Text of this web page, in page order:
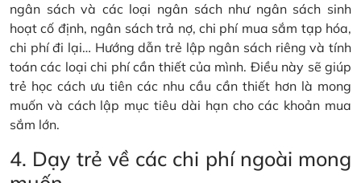
ngân sách và các loại ngân sách như ngân sách sinh
hoạt cố định, ngân sách trả nợ, chi phí mua sắm tạp hóa,
chi phí đi lại… Hướng dẫn trẻ lập ngân sách riêng và tính
toán các loại chi phí cần thiết của mình. Điều này sẽ giúp
trẻ học cách ưu tiên các nhu cầu cần thiết hơn là mong
muốn và cách lập mục tiêu dài hạn cho các khoản mua
sắm lớn.
4. Dạy trẻ về các chi phí ngoài mong